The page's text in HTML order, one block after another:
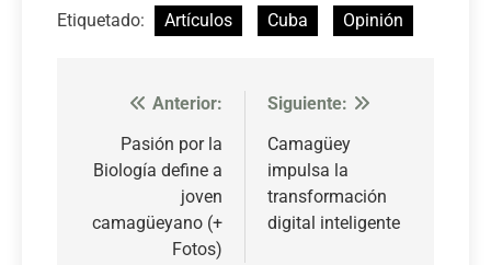
Etiquetado: Artículos Cuba Opinión
Navegación
entradas
Anterior:
Pasión por la
Biología define a
joven
camagüeyano (+
Fotos)
Siguiente:
Camagüey
impulsa la
transformación
digital inteligente